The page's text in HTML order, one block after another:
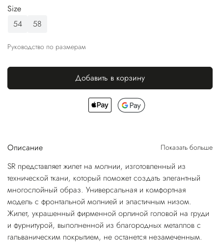
Size
54
58
Руководство по размерам
Добавить в корзину
Описание Показать больше
SR представляет жилет на молнии, изготовленный из
технической ткани, который поможет создать элегантный
многослойный образ. Универсальная и комфортная
модель с фронтальной молнией и эластичным низом.
Жилет, украшенный фирменной орлиной головой на груди
и фурнитурой, выполненной из благородных металлов с
гальваническим покрытием, не останется незамеченным.